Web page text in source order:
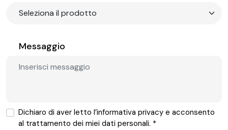
Messaggio
Dichiaro di aver letto l’informativa privacy e acconsento
al trattamento dei miei dati personali. *